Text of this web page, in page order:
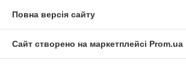
Повна версія сайту
Сайт створено на маркетплейсі Prom.ua